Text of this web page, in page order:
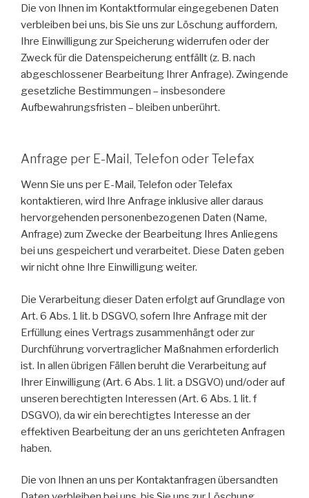
Die von Ihnen im Kontaktformular eingegebenen Daten
verbleiben bei uns, bis Sie uns zur Löschung auffordern,
Ihre Einwilligung zur Speicherung widerrufen oder der
Zweck für die Datenspeicherung entfällt (z. B. nach
abgeschlossener Bearbeitung Ihrer Anfrage). Zwingende
gesetzliche Bestimmungen – insbesondere
Aufbewahrungsfristen – bleiben unberührt.
Anfrage per E-Mail, Telefon oder Telefax
Wenn Sie uns per E-Mail, Telefon oder Telefax
kontaktieren, wird Ihre Anfrage inklusive aller daraus
hervorgehenden personenbezogenen Daten (Name,
Anfrage) zum Zwecke der Bearbeitung Ihres Anliegens
bei uns gespeichert und verarbeitet. Diese Daten geben
wir nicht ohne Ihre Einwilligung weiter.
Die Verarbeitung dieser Daten erfolgt auf Grundlage von
Art. 6 Abs. 1 lit. b DSGVO, sofern Ihre Anfrage mit der
Erfüllung eines Vertrags zusammenhängt oder zur
Durchführung vorvertraglicher Maßnahmen erforderlich
ist. In allen übrigen Fällen beruht die Verarbeitung auf
Ihrer Einwilligung (Art. 6 Abs. 1 lit. a DSGVO) und/oder auf
unseren berechtigten Interessen (Art. 6 Abs. 1 lit. f
DSGVO), da wir ein berechtigtes Interesse an der
effektiven Bearbeitung der an uns gerichteten Anfragen
haben.
Die von Ihnen an uns per Kontaktanfragen übersandten